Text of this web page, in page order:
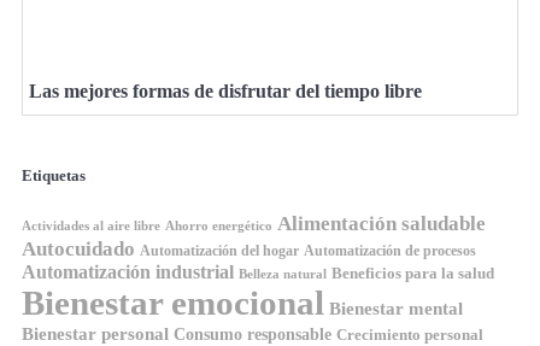
Las mejores formas de disfrutar del tiempo libre
Etiquetas
Actividades al aire libre Ahorro energético Alimentación saludable
Autocuidado Automatización del hogar Automatización de procesos
Automatización industrial Belleza natural Beneficios para la salud
Bienestar emocional Bienestar mental
Bienestar personal Consumo responsable Crecimiento personal